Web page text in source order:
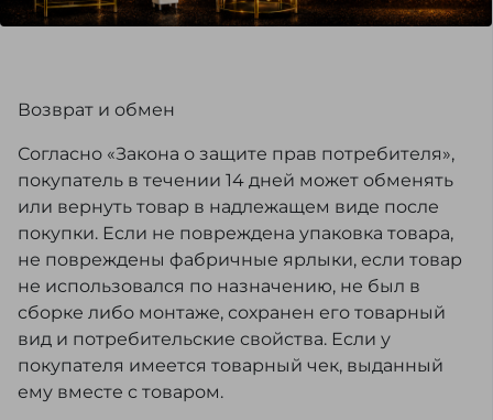
Возврат и обмен
Согласно «Закона о защите прав потребителя»,
покупатель в течении 14 дней может обменять
или вернуть товар в надлежащем виде после
покупки. Если не повреждена упаковка товара,
не повреждены фабричные ярлыки, если товар
не использовался по назначению, не был в
сборке либо монтаже, сохранен его товарный
вид и потребительские свойства. Если у
покупателя имеется товарный чек, выданный
ему вместе с товаром.